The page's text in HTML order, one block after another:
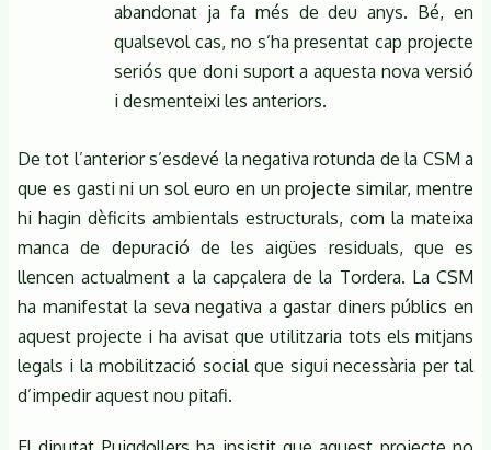
abandonat ja fa més de deu anys. Bé, en
qualsevol cas, no s’ha presentat cap projecte
seriós que doni suport a aquesta nova versió
i desmenteixi les anteriors.
De tot l’anterior s’esdevé la negativa rotunda de la CSM a
que es gasti ni un sol euro en un projecte similar, mentre
hi hagin dèficits ambientals estructurals, com la mateixa
manca de depuració de les aigües residuals, que es
llencen actualment a la capçalera de la Tordera. La CSM
ha manifestat la seva negativa a gastar diners públics en
aquest projecte i ha avisat que utilitzaria tots els mitjans
legals i la mobilització social que sigui necessària per tal
d’impedir aquest nou pitafi.